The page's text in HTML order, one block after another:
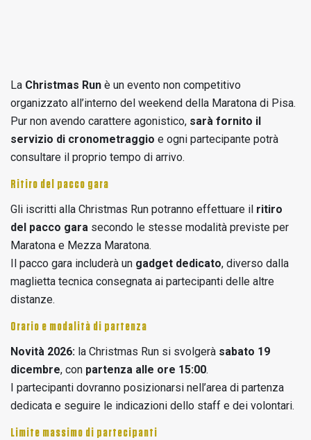
La Christmas Run è un evento non competitivo
organizzato all’interno del weekend della Maratona di Pisa.
Pur non avendo carattere agonistico, sarà fornito il
servizio di cronometraggio e ogni partecipante potrà
consultare il proprio tempo di arrivo.
Ritiro del pacco gara
Gli iscritti alla Christmas Run potranno effettuare il ritiro
del pacco gara secondo le stesse modalità previste per
Maratona e Mezza Maratona.
Il pacco gara includerà un gadget dedicato, diverso dalla
maglietta tecnica consegnata ai partecipanti delle altre
distanze.
Orario e modalità di partenza
Novità 2026: la Christmas Run si svolgerà sabato 19
dicembre, con partenza alle ore 15:00.
I partecipanti dovranno posizionarsi nell’area di partenza
dedicata e seguire le indicazioni dello staff e dei volontari.
Limite massimo di partecipanti